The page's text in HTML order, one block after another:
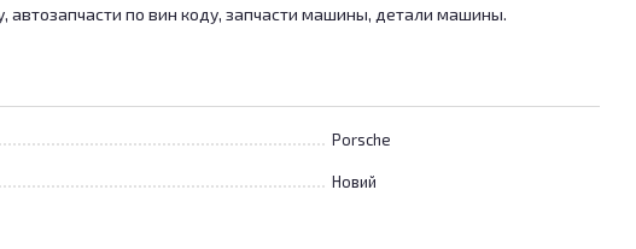
автозапчасти по вин коду, запчасти машины, детали машины.
Porsche
Новий